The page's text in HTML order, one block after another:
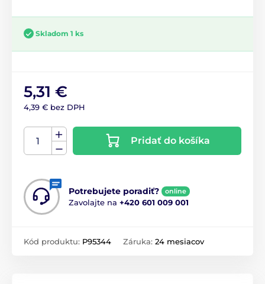
Skladom 1 ks
5,31 €
4,39 € bez DPH
Pridať do košíka
Potrebujete poradiť? online
Zavolajte na +420 601 009 001
Kód produktu: P95344 Záruka: 24 mesiacov